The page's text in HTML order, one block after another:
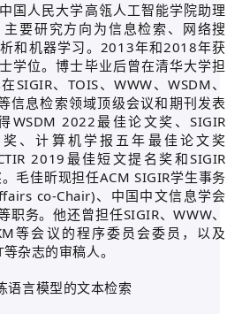
国人民大学高瓴人工智能学院助理
要研究方向为信息检索、网络搜
和机器学习。2013年和2018年获
学位。博士毕业后曾在清华大学担
SIGIR、TOIS、WWW、WSDM、
信息检索领域顶级会议和期刊发表
WSDM 2022最佳论文奖、SIGIR
、计算机学报五年最佳论文奖
2019最佳短文提名奖和SIGIR
毛佳昕现担任ACM SIGIR学生事务
co-Chair)、中国中文信息学会
职务。他还曾担任SIGIR、WWW、
等会议的程序委员会委员，以及
杂志的审稿人。
语言模型的文本检索